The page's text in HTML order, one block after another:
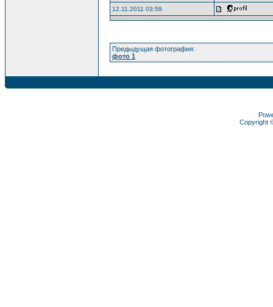
12.11.2011 03:58
Предыдущая фотография:
фото 1
Copyright